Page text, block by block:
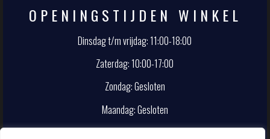
OPENINGSTIJDEN WINKEL
Dinsdag t/m vrijdag: 11:00-18:00
Zaterdag: 10:00-17:00
Zondag: Gesloten
Maandag: Gesloten